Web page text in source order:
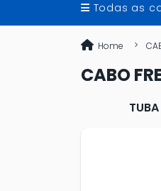
Todas as
Home
CABO
TUBA